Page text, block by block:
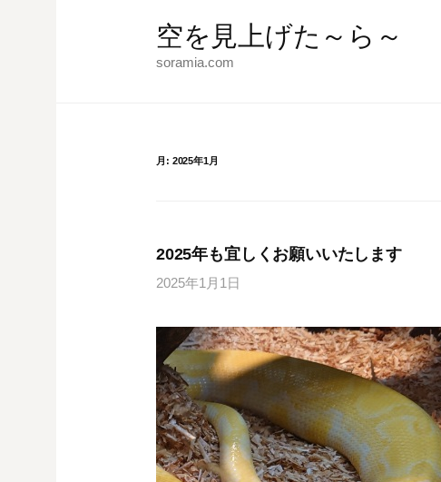
空を見上げた～ら～
soramia.com
月: 2025年1月
2025年も宜しくお願いいたします
2025年1月1日